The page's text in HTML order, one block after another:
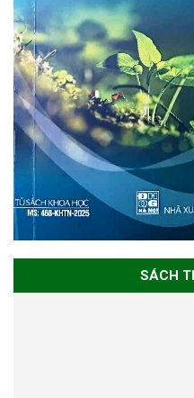
SÁCH